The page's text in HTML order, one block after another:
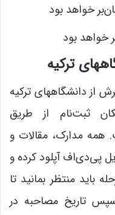
خواهد بود
ترکیه
از دانشگاههای ترکیه
ثبت‌نام از طریق
مدارک، مقالات و
پی‌دی‌اف آپلود کرده و
باید منتظر بمانید تا
تاریخ مصاحبه در